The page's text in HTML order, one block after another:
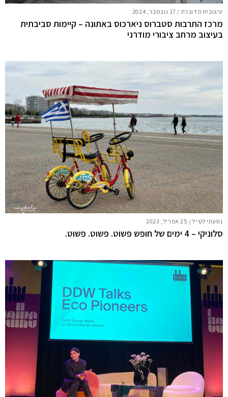
עיצובית מדוברת / 17 נובמבר, 2024
מרכז התרבות סטברוס ניארכוס באתונה – קיימות סביבתית
בעיצוב מרחב ציבורי מודרני
נסעתי לטייל/ 25 אפריל, 2023
סלוניקי – 4 ימים של חופש פשוט. פשוט. פשוט.